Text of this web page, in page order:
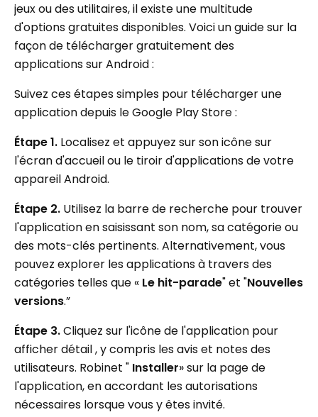
jeux ou des utilitaires, il existe une multitude
d'options gratuites disponibles. Voici un guide sur la
façon de télécharger gratuitement des
applications sur Android :
Suivez ces étapes simples pour télécharger une
application depuis le Google Play Store :
Étape 1. Localisez et appuyez sur son icône sur
l'écran d'accueil ou le tiroir d'applications de votre
appareil Android.
Étape 2. Utilisez la barre de recherche pour trouver
l'application en saisissant son nom, sa catégorie ou
des mots-clés pertinents. Alternativement, vous
pouvez explorer les applications à travers des
catégories telles que « Le hit-parade" et "Nouvelles
versions.”
Étape 3.Cliquez sur l'icône de l'application pour
afficher détail , y compris les avis et notes des
utilisateurs. Robinet " Installer» sur la page de
l'application, en accordant les autorisations
nécessaires lorsque vous y êtes invité.